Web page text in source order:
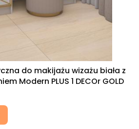
do makijażu wizażu biała z
Modern PLUS 1 DECOr GOLD